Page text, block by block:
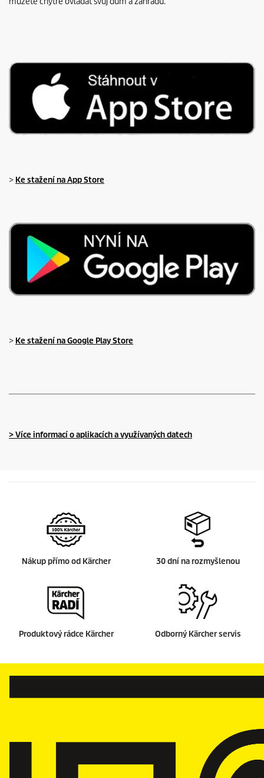
> Ke stažení na App Store
> Ke stažení na Google Play Store
> Více informací o aplikacích a využívaných datech
Nákup přímo od Kärcher 30 dní na rozmyšlenou
Produktový rádce Kärcher Odborný Kärcher servis